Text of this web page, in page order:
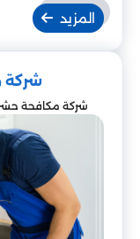
المزيد
شركة
شركة مكافحة